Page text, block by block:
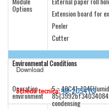
Options
Extension board for
Peeler
Cutter
Environmental Conditions
Operation
environment
5 ~
condensing
Download
Scheda tecnica:4B-2054TG